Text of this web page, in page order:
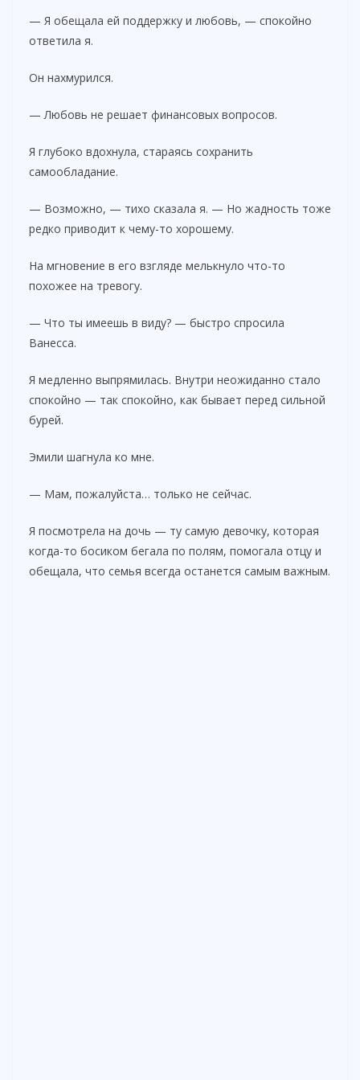
— Я обещала ей поддержку и любовь, — спокойно
ответила я.
Он нахмурился.
— Любовь не решает финансовых вопросов.
Я глубоко вдохнула, стараясь сохранить
самообладание.
— Возможно, — тихо сказала я. — Но жадность тоже
редко приводит к чему-то хорошему.
На мгновение в его взгляде мелькнуло что-то
похожее на тревогу.
— Что ты имеешь в виду? — быстро спросила
Ванесса.
Я медленно выпрямилась. Внутри неожиданно стало
спокойно — так спокойно, как бывает перед сильной
бурей.
Эмили шагнула ко мне.
— Мам, пожалуйста… только не сейчас.
Я посмотрела на дочь — ту самую девочку, которая
когда-то босиком бегала по полям, помогала отцу и
обещала, что семья всегда останется самым важным.